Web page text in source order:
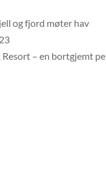
og fjord møter hav
Resort – en bortgjemt